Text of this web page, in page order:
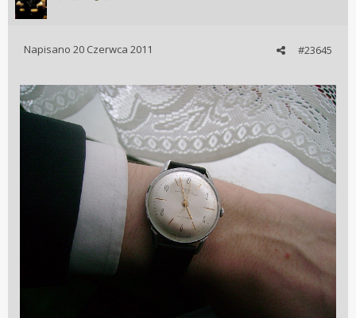
#23645
Napisano 20 Czerwca 2011